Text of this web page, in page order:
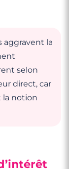
aggravent la
selon
direct, car
la notion